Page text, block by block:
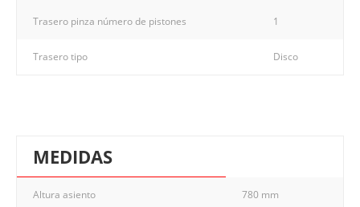
Trasero pinza número de pistones 1
Trasero tipo Disco
MEDIDAS
Altura asiento 780 mm